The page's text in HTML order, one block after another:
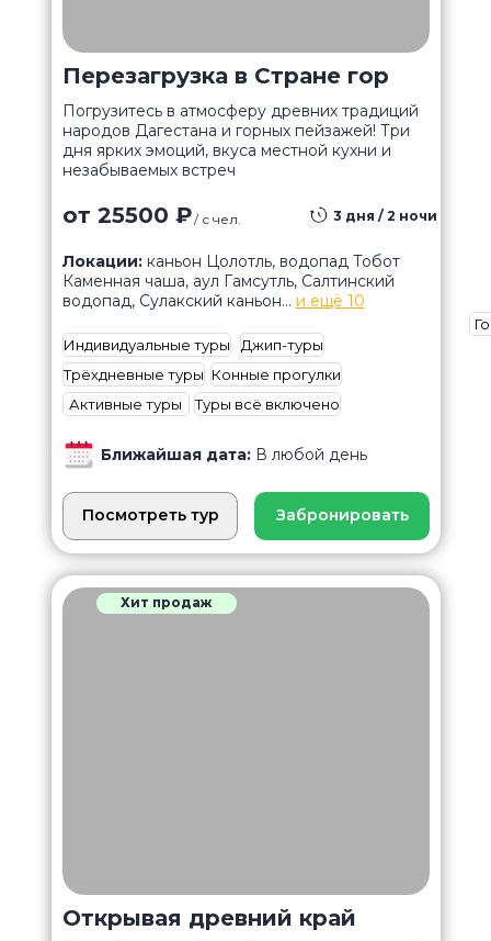
Открывая древний край
Хит продаж
от 25500 ₽
Перезагрузка в Стране гор
3 дня / 2 ночи
/ с чел.
Погрузитесь в атмосферу древних традиций
народов Дагестана и горных пейзажей! Три
дня ярких эмоций, вкуса местной кухни и
незабываемых встреч
Ближайшая дата: В любой день
Локации: каньон Цолотль, водопад Тобот
Каменная чаша, аул Гамсутль, Салтинский
водопад, Сулакский каньон... и ещё 10
Трёхдневные туры
Индивидуальные туры
Активные туры Туры всё включено
Джип-туры
Конные прогулки
Посмотреть тур Забронировать